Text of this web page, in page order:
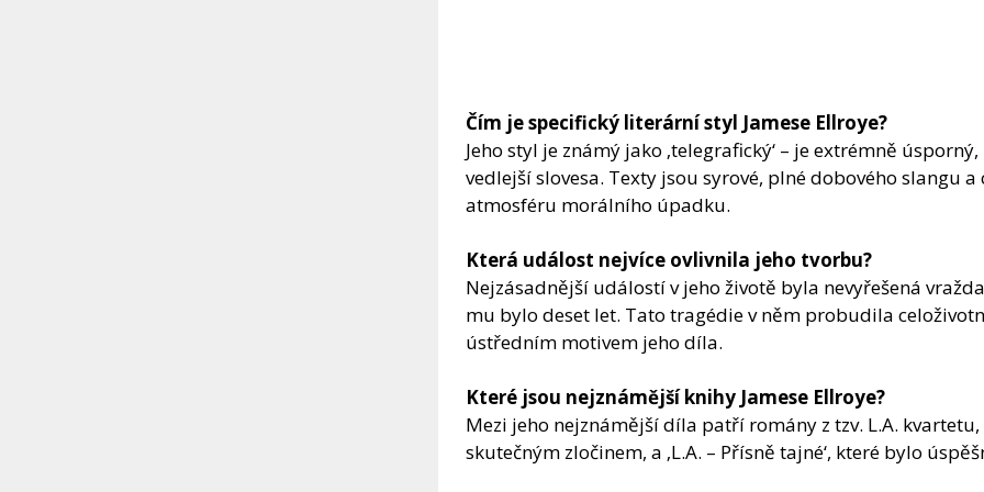
Čím je specifický literární styl Jamese Ellroye?
Jeho styl je známý jako ‚telegrafický‘ – je extrémně
vedlejší slovesa. Texty jsou syrové, plné dobového slangu
atmosféru morálního úpadku.
Která událost nejvíce ovlivnila jeho tvorbu?
Nejzásadnější událostí v jeho životě byla nevyřešená
mu bylo deset let. Tato tragédie v něm probudila
ústředním motivem jeho díla.
Které jsou nejznámější knihy Jamese Ellroye?
Mezi jeho nejznámější díla patří romány z tzv. L.A.
skutečným zločinem, a ‚L.A. – Přísně tajné‘, které bylo